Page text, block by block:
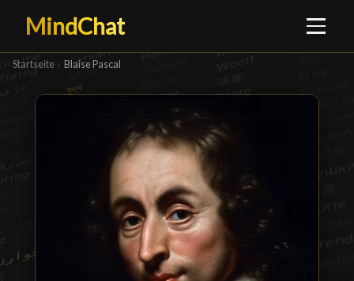
MindChat
Startseite › Blaise Pascal